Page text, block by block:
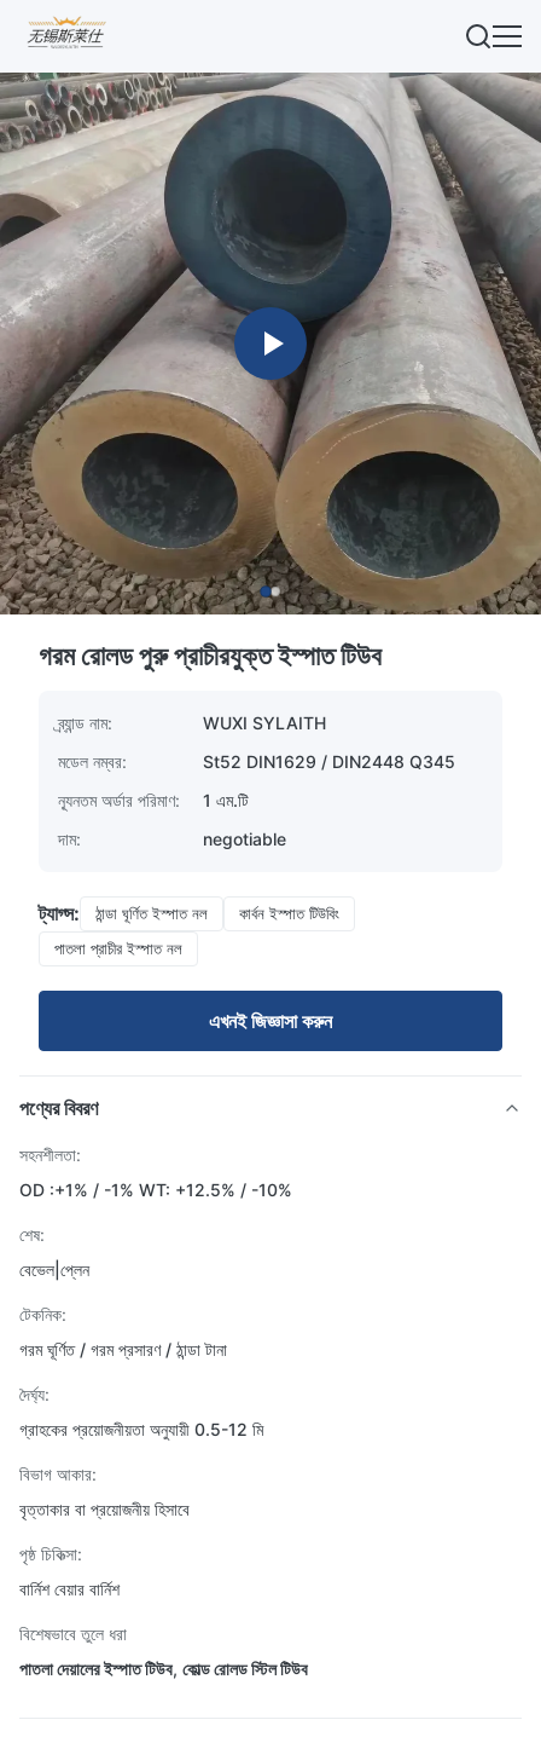
গরম রোলড পুরু প্রাচীরযুক্ত ইস্পাত টিউব
ব্র্যান্ড নাম:
WUXI SYLAITH
মডেল নম্বর:
St52 DIN1629 / DIN2448 Q345
ন্যূনতম অর্ডার পরিমাণ:
1 এম.টি
দাম:
negotiable
ট্যাগ্স: ঠান্ডা ঘূর্ণিত ইস্পাত নল
কার্বন ইস্পাত টিউবিং
পাতলা প্রাচীর ইস্পাত নল
এখনই জিজ্ঞাসা করুন
পণ্যের বিবরণ
সহনশীলতা:
OD :+1% / -1% WT: +12.5% ​​/ -10%
শেষ:
বেভেল|প্লেন
টেকনিক:
গরম ঘূর্ণিত / গরম প্রসারণ / ঠান্ডা টানা
দৈর্ঘ্য:
গ্রাহকের প্রয়োজনীয়তা অনুযায়ী 0.5-12 মি
বিভাগ আকার:
বৃত্তাকার বা প্রয়োজনীয় হিসাবে
পৃষ্ঠ চিকিত্সা:
বার্নিশ বেয়ার বার্নিশ
বিশেষভাবে তুলে ধরা
পাতলা দেয়ালের ইস্পাত টিউব, কোল্ড রোলড স্টিল টিউব